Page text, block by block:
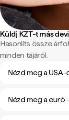
Küldj KZT-t más
Hasonlíts össze
minden tájáról.
Nézd meg a
Nézd meg a euró